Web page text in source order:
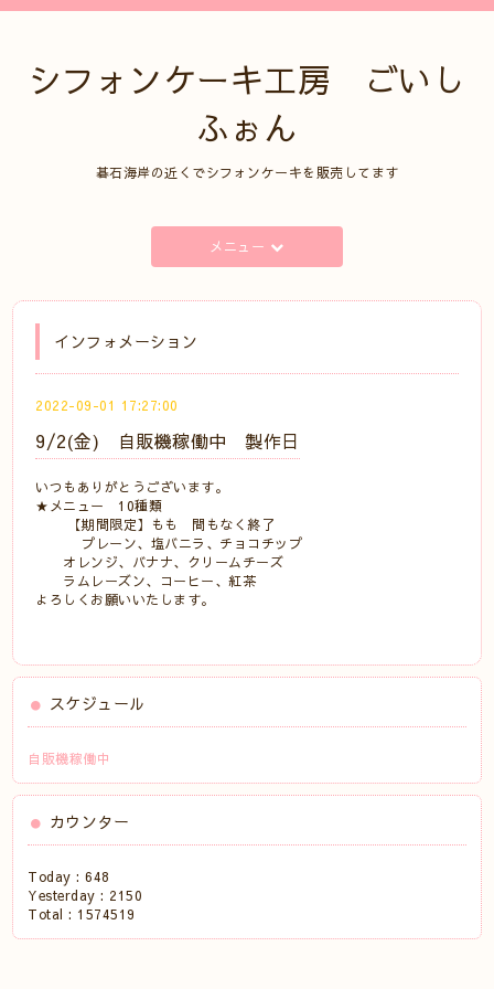
シフォンケーキ工房 ごいし
ふぉん
碁石海岸の近くでシフォンケーキを販売してます
メニュー
インフォメーション
2022-09-01 17:27:00
9/2(金) 自販機稼働中 製作日
いつもありがとうございます。
★メニュー 10種類
【期間限定】もも 間もなく終了
プレーン、塩バニラ、チョコチップ
オレンジ、バナナ、クリームチーズ
ラムレーズン、コーヒー、紅茶
よろしくお願いいたします。
スケジュール
自販機稼働中
カウンター
Today :648
Yesterday : 2150
Total : 1574519